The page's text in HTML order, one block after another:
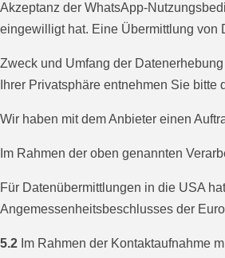
Akzeptanz der WhatsApp-
eingewilligt hat. Eine Übermittlung von
Zweck und Umfang der
Ihrer Privatsphäre entnehmen Sie
Wir haben mit dem Anbieter einen
Im Rahmen der oben genannten
Für Datenübermittlungen in die USA
Angemessenheitsbeschlusses der
5.2 Im Rahmen der Kontaktaufnahme